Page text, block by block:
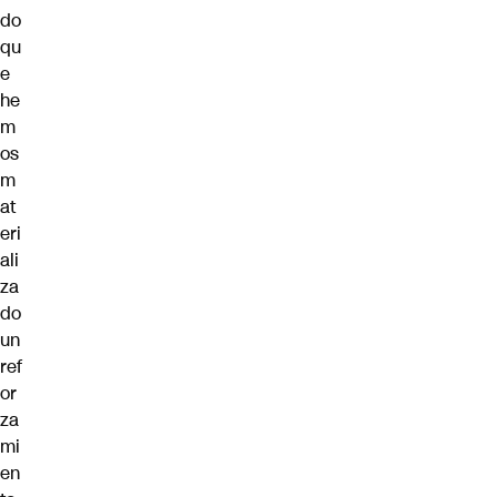
do
qu
e
he
m
os
m
at
eri
ali
za
do
un
ref
or
za
mi
en